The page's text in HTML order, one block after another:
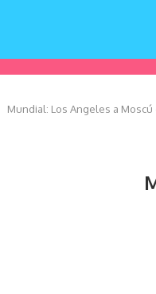
Mundial: Los Angeles a Moscú